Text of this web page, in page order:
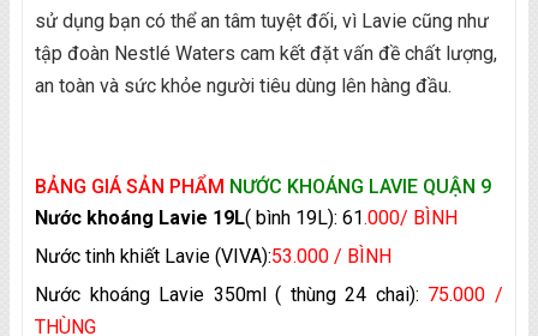
sử dụng bạn có thể an tâm tuyệt đối, vì Lavie cũng như
tập đoàn Nestlé Waters cam kết đặt vấn đề chất lượng,
an toàn và sức khỏe người tiêu dùng lên hàng đầu.
BẢNG GIÁ SẢN PHẨM NƯỚC KHOÁNG LAVIE QUẬN 9
Nước khoáng Lavie 19L( bình 19L): 61.000/ BÌNH
Nước tinh khiết Lavie (VIVA):53.000 / BÌNH
Nước khoáng Lavie 350ml ( thùng 24 chai): 75.000 /
THÙNG